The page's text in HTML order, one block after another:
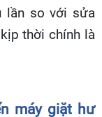
lần so với sửa
thời chính là
máy giặt hư